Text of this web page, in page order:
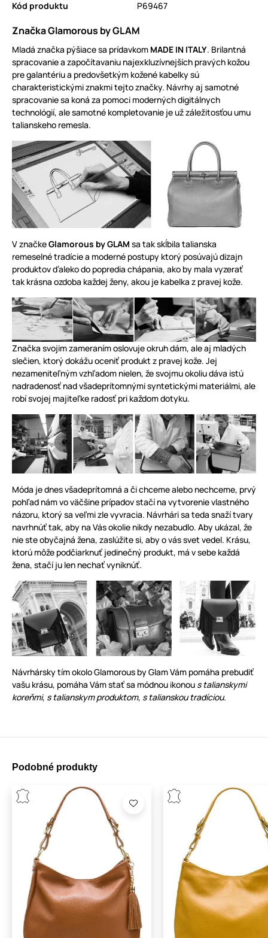
Kód produktu P69467
Značka Glamorous by GLAM
Mladá značka pýšiace sa prídavkom MADE IN ITALY. Brilantná
spracovanie a započítavaniu najexkluzívnejších pravých kožou
pre galantériu a predovšetkým kožené kabelky sú
charakteristickými znakmi tejto značky. Návrhy aj samotné
spracovanie sa koná za pomoci moderných digitálnych
technológií, ale samotné kompletovanie je už záležitosťou umu
talianskeho remesla.
V značkeGlamorous by GLAM sa tak skĺbila talianska
remeselné tradície a moderné postupy ktorý posúvajú dizajn
produktov ďaleko do popredia chápania, ako by mala vyzerať
tak krásna ozdoba každej ženy, akou je kabelka z pravej kože.
Značka svojim zameraním oslovuje okruh dám, ale aj mladých
slečien, ktorý dokážu oceniť produkt z pravej kože. Jej
nezameniteľným vzhľadom nielen, že svojmu okoliu dáva istú
nadradenosť nad všadeprítomnými syntetickými materiálmi, ale
robí svojej majiteľke radosť pri každom dotyku.
Móda je dnes všadeprítomná a či chceme alebo nechceme, prvý
pohľad nám vo väčšine prípadov stačí na vytvorenie vlastného
názoru, ktorý sa veľmi zle vyvracia. Návrhári sa teda snaží tvary
navrhnúť tak, aby na Vás okolie nikdy nezabudlo. Aby ukázal, že
nie ste obyčajná žena, zaslúžite si, aby o vás svet vedel. Krásu,
ktorú môže podčiarknuť jedinečný produkt, má v sebe každá
žena, stačí ju len nechať vyniknúť.
Návrhársky tím okolo Glamorous by Glam Vám pomáha prebudiť
vašu krásu, pomáha Vám stať sa módnou ikonou s talianskymi
koreňmi, s talianskym produktom, s talianskou tradíciou.
Podobné produkty